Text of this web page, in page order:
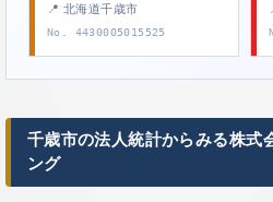
📍 北海道千歳市
No. 4430005015525
千歳市の法人統計からみる株式
ング